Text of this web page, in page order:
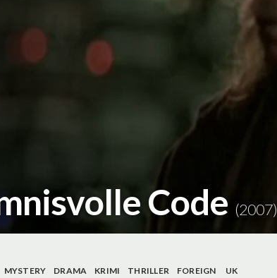
Code (2007)
MYSTERY DRAMA KRIMI THRILLER FOREIGN
UK